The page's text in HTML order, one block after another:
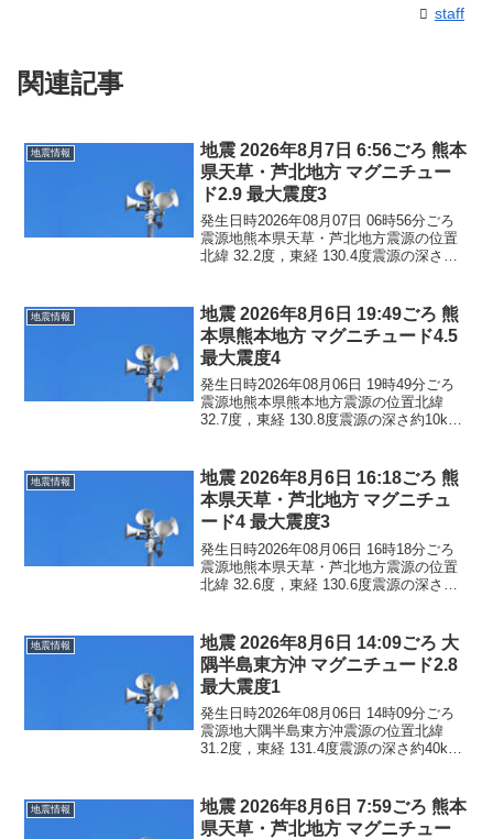
staff
関連記事
地震情報
地震 2026年8月7日 6:56ごろ 熊本
県天草・芦北地方 マグニチュー
ド2.9 最大震度3
発生日時2026年08月07日 06時56分ごろ
震源地熊本県天草・芦北地方震源の位置
北緯 32.2度，東経 130.4度震源の深さ約
はありません。震度3熊本県...
地震情報
地震 2026年8月6日 19:49ごろ 熊
本県熊本地方 マグニチュード4.5
最大震度4
発生日時2026年08月06日 19時49分ごろ
震源地熊本県熊本地方震源の位置北緯
32.7度，東経 130.8度震源の深さ約10km
りません。震度4熊本県熊本西...
地震情報
地震 2026年8月6日 16:18ごろ 熊
本県天草・芦北地方 マグニチュ
ード4 最大震度3
発生日時2026年08月06日 16時18分ごろ
震源地熊本県天草・芦北地方震源の位置
北緯 32.6度，東経 130.6度震源の深さ約
はありません。震度3熊本県...
地震情報
地震 2026年8月6日 14:09ごろ 大
隅半島東方沖 マグニチュード2.8
最大震度1
発生日時2026年08月06日 14時09分ごろ
震源地大隅半島東方沖震源の位置北緯
31.2度，東経 131.4度震源の深さ約40km
りません。震度1鹿児島県鹿屋...
地震情報
地震 2026年8月6日 7:59ごろ 熊本
県天草・芦北地方 マグニチュー